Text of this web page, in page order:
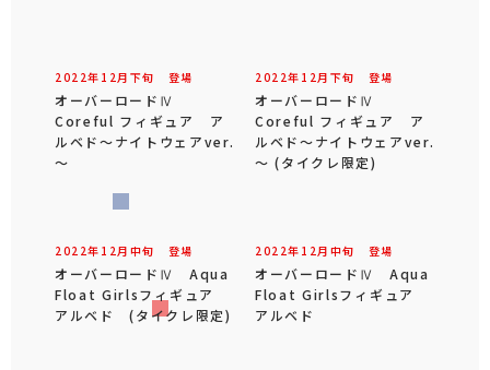
2022年 12 月 下旬 登場
オーバーロードⅣ
Coreful フィギュア ア
ルベド～ナイトウェアver.
～
2022年 12 月 下旬 登場
オーバーロードⅣ
Coreful フィギュア ア
ルベド～ナイトウェアver.
～ (タイクレ限定)
2022年 12 月 中旬 登場
オーバーロードⅣ Aqua
Float Girlsフィギュア
アルベド (タイクレ限定)
2022年 12 月 中旬 登場
オーバーロードⅣ Aqua
Float Girlsフィギュア
アルベド